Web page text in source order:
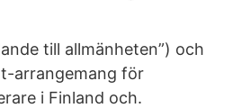
till allmänheten”) och
arrangemang för
i Finland och.